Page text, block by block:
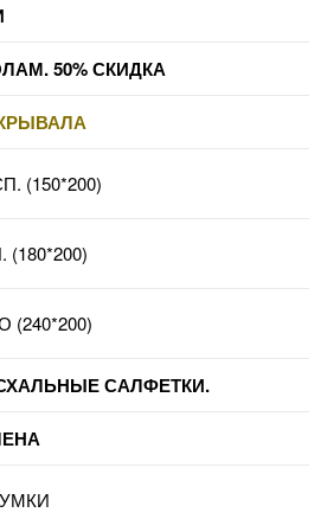
50% СКИДКА
(150*200)
САЛФЕТКИ.